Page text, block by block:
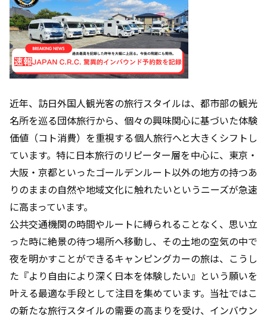
近年、訪日外国人観光客の旅行スタイルは、都市部の観光
名所を巡る団体旅行から、個々の興味関心に基づいた体験
価値（コト消費）を重視する個人旅行へと大きくシフトし
ています。特に日本旅行のリピーター層を中心に、東京・
大阪・京都といったゴールデンルート以外の地方の持つあ
りのままの自然や地域文化に触れたいというニーズが急速
に高まっています。
公共交通機関の時間やルートに縛られることなく、思い立
った時に絶景の待つ場所へ移動し、その土地の空気の中で
夜を明かすことができるキャンピングカーの旅は、こうし
た『より自由により深く日本を体験したい』という願いを
叶える最適な手段として注目を集めています。当社ではこ
の新たな旅行スタイルの需要の高まりを受け、インバウン